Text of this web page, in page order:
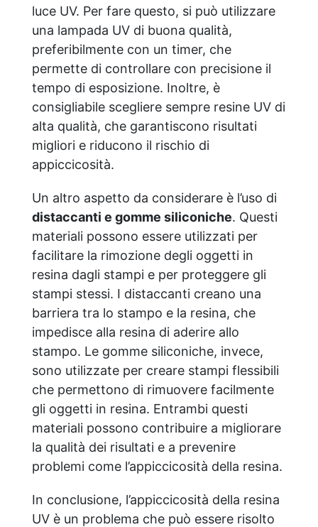
luce UV. Per fare questo, si può utilizzare
una lampada UV di buona qualità,
preferibilmente con un timer, che
permette di controllare con precisione il
tempo di esposizione. Inoltre, è
consigliabile scegliere sempre resine UV di
alta qualità, che garantiscono risultati
migliori e riducono il rischio di
appiccicosità.
Un altro aspetto da considerare è l’uso di
distaccanti e gomme siliconiche. Questi
materiali possono essere utilizzati per
facilitare la rimozione degli oggetti in
resina dagli stampi e per proteggere gli
stampi stessi. I distaccanti creano una
barriera tra lo stampo e la resina, che
impedisce alla resina di aderire allo
stampo. Le gomme siliconiche, invece,
sono utilizzate per creare stampi flessibili
che permettono di rimuovere facilmente
gli oggetti in resina. Entrambi questi
materiali possono contribuire a migliorare
la qualità dei risultati e a prevenire
problemi come l’appiccicosità della resina.
In conclusione, l’appiccicosità della resina
UV è un problema che può essere risolto